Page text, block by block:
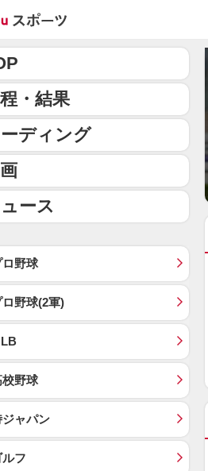
程・結果
ーディング
ース
ロ野球
ロ野球(2軍)
校野球
ジャパン
ルフ